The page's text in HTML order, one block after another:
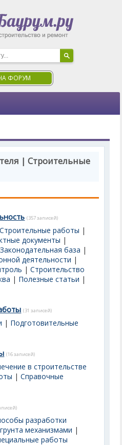
ФОРУМ
| Строительные
(357 записей)
Строительные работы |
документы |
Законодательная база |
деятельности |
|Строительство
| Полезные статьи |
(31 записей)
| Подготовительные
(16 записей)
в строительстве
|Справочные
разработки
механизмами |
работы